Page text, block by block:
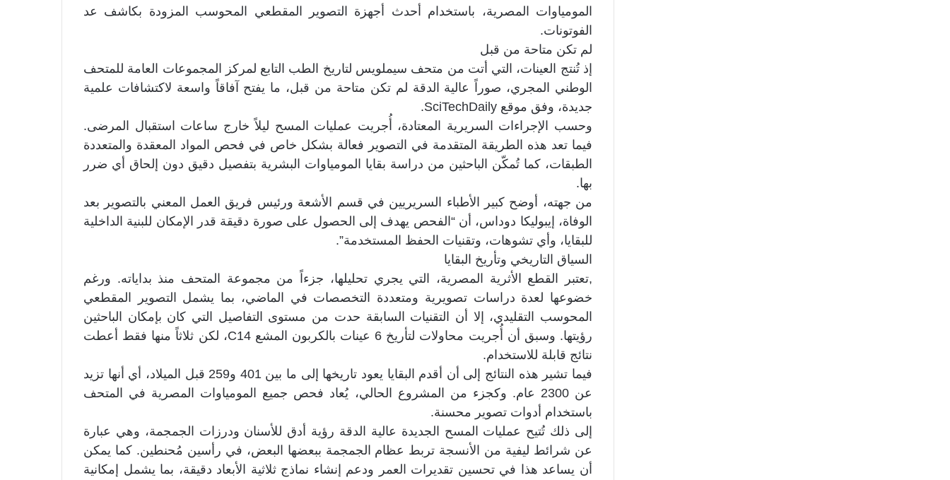
المومياوات المصرية، باستخدام أحدث أجهزة التصوير المقطعي المحوسب المزودة بكاشف عد
الفوتونات.
لم تكن متاحة من قبل
إذ تُنتج العينات، التي أتت من متحف سيملويس لتاريخ الطب التابع لمركز المجموعات العامة للمتحف
الوطني المجري، صوراً عالية الدقة لم تكن متاحة من قبل، ما يفتح آفاقاً واسعة لاكتشافات علمية
جديدة، وفق موقع SciTechDaily.
وحسب الإجراءات السريرية المعتادة، أُجريت عمليات المسح ليلاً خارج ساعات استقبال المرضى.
فيما تعد هذه الطريقة المتقدمة في التصوير فعالة بشكل خاص في فحص المواد المعقدة والمتعددة
الطبقات، كما تُمكّن الباحثين من دراسة بقايا المومياوات البشرية بتفصيل دقيق دون إلحاق أي ضرر
بها.
من جهته، أوضح كبير الأطباء السريريين في قسم الأشعة ورئيس فريق العمل المعني بالتصوير بعد
الوفاة، إيبوليكا دوداس، أن “الفحص يهدف إلى الحصول على صورة دقيقة قدر الإمكان للبنية الداخلية
للبقايا، وأي تشوهات، وتقنيات الحفظ المستخدمة”.
السياق التاريخي وتأريخ البقايا
,تعتبر القطع الأثرية المصرية، التي يجري تحليلها، جزءاً من مجموعة المتحف منذ بداياته. ورغم
خضوعها لعدة دراسات تصويرية ومتعددة التخصصات في الماضي، بما يشمل التصوير المقطعي
المحوسب التقليدي، إلا أن التقنيات السابقة حدت من مستوى التفاصيل التي كان بإمكان الباحثين
رؤيتها. وسبق أن أُجريت محاولات لتأريخ 6 عينات بالكربون المشع C14، لكن ثلاثاً منها فقط أعطت
نتائج قابلة للاستخدام.
فيما تشير هذه النتائج إلى أن أقدم البقايا يعود تاريخها إلى ما بين 401 و259 قبل الميلاد، أي أنها تزيد
عن 2300 عام. وكجزء من المشروع الحالي، يُعاد فحص جميع المومياوات المصرية في المتحف
باستخدام أدوات تصوير محسنة.
إلى ذلك تُتيح عمليات المسح الجديدة عالية الدقة رؤية أدق للأسنان ودرزات الجمجمة، وهي عبارة
عن شرائط ليفية من الأنسجة تربط عظام الجمجمة ببعضها البعض، في رأسين مُحنطين. كما يمكن
أن يساعد هذا في تحسين تقديرات العمر ودعم إنشاء نماذج ثلاثية الأبعاد دقيقة، بما يشمل إمكانية